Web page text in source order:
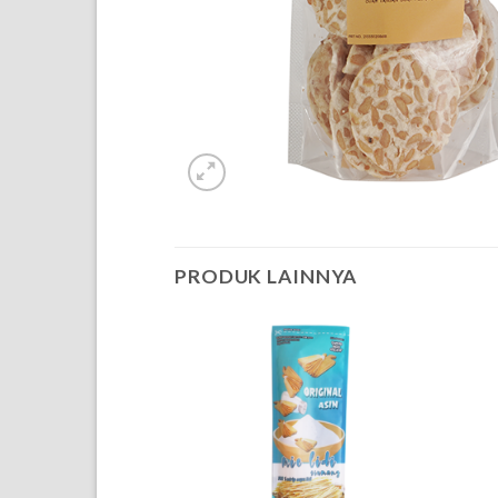
PRODUK LAINNYA